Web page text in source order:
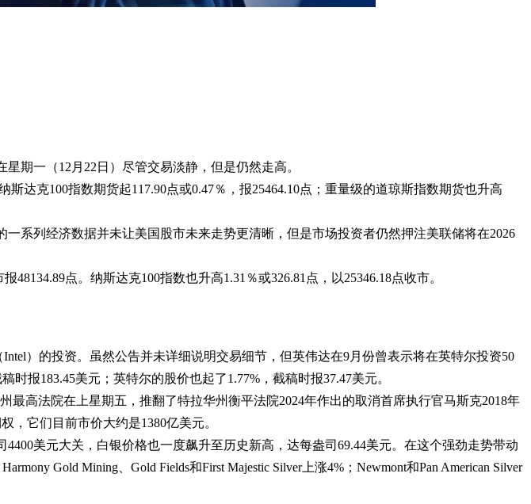
期一（12月22日）尽管交易淡静，但是仍然走高。
达克100指数期货起117.90点或0.47％，报25464.10点；重量级的道琼斯指数期货也升高
系列经济数据并未让美国股市未来走势更清晰，但是市场投资者仍然押注美联储将在2026
点。纳斯达克100指数也升高1.31％或326.81点，以25346.18点收市。
）的投资。虽然公告并未详细说明交易细节，但英伟达在9月份曾表示将在英特尔投资50
报183.45美元；英特尔的股价也起了1.77%，截稿时报37.47美元。
最高法院在上星期五，推翻了特拉华州衡平法院2024年作出的取消首席执行官马斯克2018年
，它们目前市价大约是1380亿美元。
美元大关，白银价格也一度飙升至历史新高，达每盎司69.44美元。在这个强劲走势带动
Gold Mining、Gold Fields和First Majestic Silver上涨4%；Newmont和Pan American Silver